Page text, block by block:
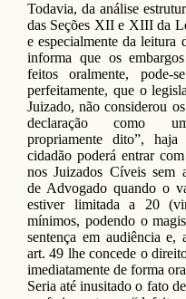
Todavia, da análise
das Seções XII e XIII da
e especialmente da leitura
informa que os
feitos oralmente, pode-
perfeitamente, que o
Juizado, não considerou
declaração como
propriamente dito”,
cidadão poderá entrar
nos Juizados Cíveis sem
de Advogado quando o
estiver limitada a 20
mínimos, podendo o
sentença em audiência
art. 49 lhe concede o
imediatamente de forma
Seria até inusitado o fato